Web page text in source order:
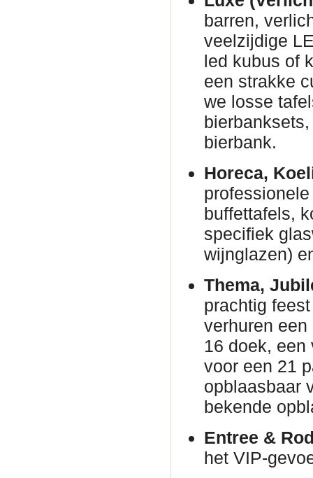
barren,
veelzijdige
led kubus of
een strakke
we losse
bierbank.
Horeca,
buffettafels,
specifiek
wijnglazen)
Thema,
prachtig
verhuren
16 doek, een
voor een 21
opblaasbaar
bekende
Entree &
het VIP-